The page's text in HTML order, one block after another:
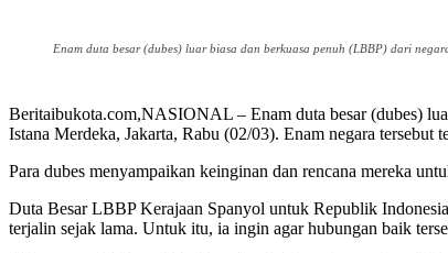
Enam duta besar (dubes) luar biasa dan berkuasa penuh (LBBP) dari
Beritaibukota.com,NASIONAL – Enam duta besar (dubes)
Istana Merdeka, Jakarta, Rabu (02/03). Enam negara
Para dubes menyampaikan keinginan dan rencana mereka
Duta Besar LBBP Kerajaan Spanyol untuk Republik
terjalin sejak lama. Untuk itu, ia ingin agar hubungan baik